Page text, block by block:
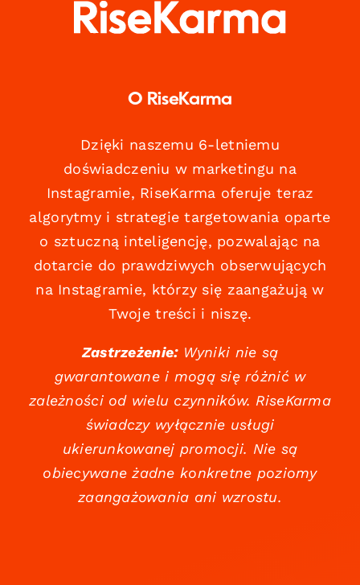
O RiseKarma
Dzięki naszemu 6-letniemu
doświadczeniu w marketingu na
Instagramie, RiseKarma oferuje teraz
algorytmy i strategie targetowania oparte
o sztuczną inteligencję, pozwalając na
dotarcie do prawdziwych obserwujących
na Instagramie, którzy się zaangażują w
Twoje treści i niszę.
Zastrzeżenie:Wyniki nie są
gwarantowane i mogą się różnić w
zależności od wielu czynników. RiseKarma
świadczy wyłącznie usługi
ukierunkowanej promocji. Nie są
obiecywane żadne konkretne poziomy
zaangażowania ani wzrostu.